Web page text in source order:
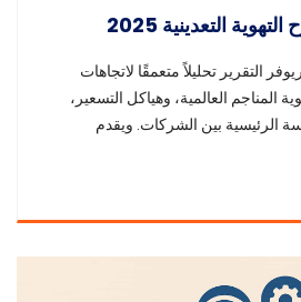
التعدينية 2025
التقرير تحليلاً متعمقًا لاتجاهات
المناجم العالمية، وهياكل التسعير،
الرئيسية بين الشركات. ويقدم